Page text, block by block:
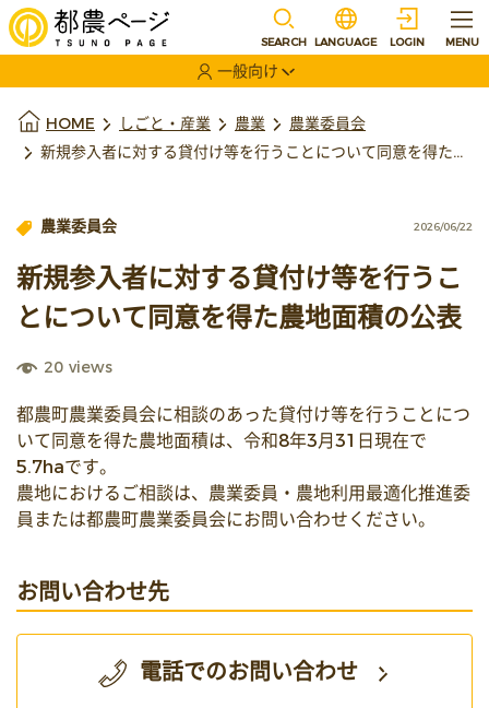
SEARCH
選択すると言語の切
LANGUAGE LOGIN MENU
一般向け
HOME しごと・産業 農業
農業委員会
新規参入者に対する貸付け等を行うことについて同意を得た農地面積の公表
農業委員会 2026/06/22
新規参入者に対する貸付け等を行うこ
とについて同意を得た農地面積の公表
20 views
都農町農業委員会に相談のあった貸付け等を行うことにつ
いて同意を得た農地面積は、令和8年3月31日現在で
5.7haです。
農地におけるご相談は、農業委員・農地利用最適化推進委
員または都農町農業委員会にお問い合わせください。
お問い合わせ先
電話でのお問い合わせ